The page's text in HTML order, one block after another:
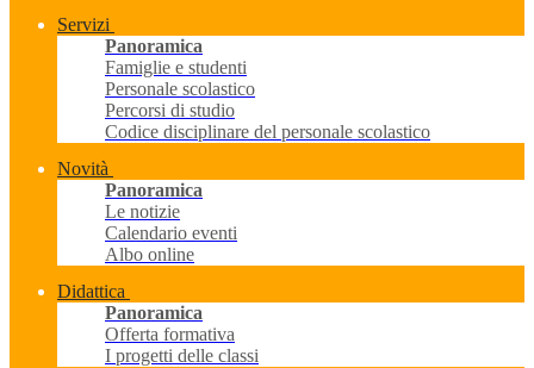
Servizi
Panoramica
Famiglie e studenti
Personale scolastico
Percorsi di studio
Codice disciplinare del personale scolastico
Novità
Panoramica
Le notizie
Calendario eventi
Albo online
Didattica
Panoramica
Offerta formativa
I progetti delle classi